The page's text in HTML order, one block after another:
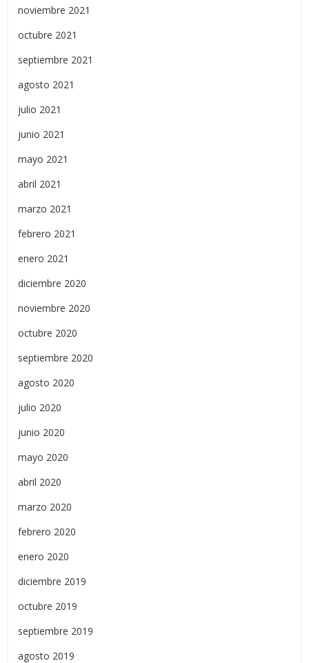
noviembre 2021
octubre 2021
septiembre 2021
agosto 2021
julio 2021
junio 2021
mayo 2021
abril 2021
marzo 2021
febrero 2021
enero 2021
diciembre 2020
noviembre 2020
octubre 2020
septiembre 2020
agosto 2020
julio 2020
junio 2020
mayo 2020
abril 2020
marzo 2020
febrero 2020
enero 2020
diciembre 2019
octubre 2019
septiembre 2019
agosto 2019